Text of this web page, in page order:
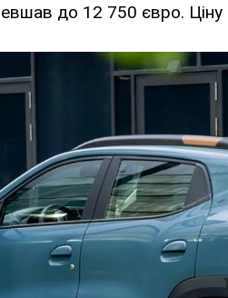
до 12 750 євро. Ціну